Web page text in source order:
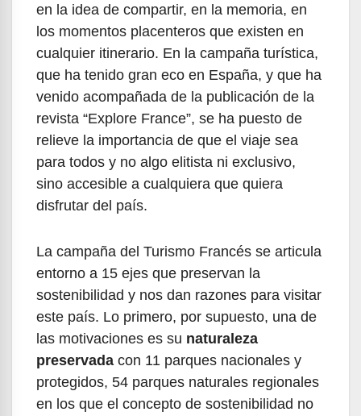
en la idea de compartir, en la memoria, en
los momentos placenteros que existen en
cualquier itinerario. En la campaña turística,
que ha tenido gran eco en España, y que ha
venido acompañada de la publicación de la
revista “Explore France”, se ha puesto de
relieve la importancia de que el viaje sea
para todos y no algo elitista ni exclusivo,
sino accesible a cualquiera que quiera
disfrutar del país.
La campaña del Turismo Francés se articula
entorno a 15 ejes que preservan la
sostenibilidad y nos dan razones para visitar
este país. Lo primero, por supuesto, una de
las motivaciones es su naturaleza
preservada con 11 parques nacionales y
protegidos, 54 parques naturales regionales
en los que el concepto de sostenibilidad no